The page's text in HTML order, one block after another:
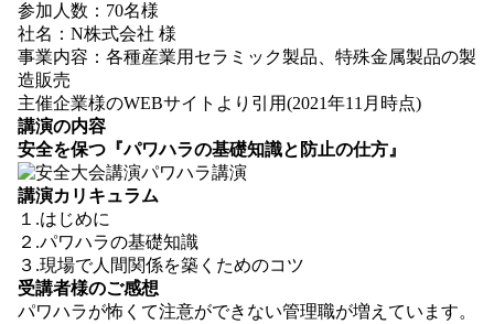
参加人数：70名様
社名：N株式会社 様
事業内容：各種産業用セラミック製品、特殊金属製品の製
造販売
主催企業様のWEBサイトより引用(2021年11月時点)
講演の内容
安全を保つ『パワハラの基礎知識と防止の仕方』
講演カリキュラム
１.はじめに
２.パワハラの基礎知識
３.現場で人間関係を築くためのコツ
受講者様のご感想
パワハラが怖くて注意ができない管理職が増えています。